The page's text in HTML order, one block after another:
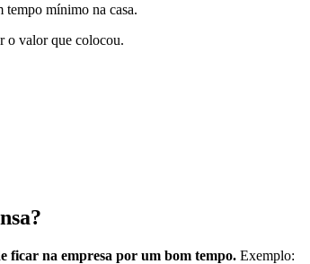
tempo mínimo na casa.
o valor que colocou.
ficar na empresa por um bom tempo. Exemplo: